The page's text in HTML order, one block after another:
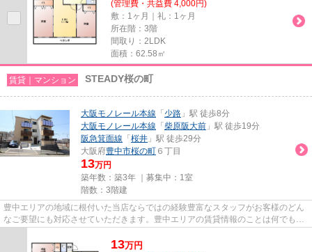
(管理費・共益費 4,000円)
敷：1ヶ月｜礼：1ヶ月
所在階：3階
間取り：2LDK
面積：62.58㎡
賃貸｜マンション STEADY桜の町
大阪モノレール本線 「 少路 」駅 徒歩8分
大阪モノレール本線 「 柴原阪大前 」駅 徒歩19分
阪急箕面線 「 桜井 」駅 徒歩29分
大阪府豊中市桜の町 ６丁目
13万円
築年数：築3年 ｜募集中： 1室
階数：3階建
豊中エリアの地域に根付いた当店ならではの経験豊富なスタッフがお客様のどん
なご要望にも対応させていただきます。豊中エリアの賃貸情報のことは何でもお
13万円